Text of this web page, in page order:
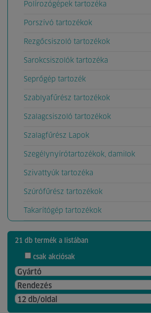
Polírozógépek tartozéka
Porszívó tartozékok
Rezgőcsiszoló tartozékok
Sarokcsiszolók tartozéka
Seprőgép tartozék
Szablyafűrész tartozékok
Szalagcsiszoló tartozékok
Szalagfűrész Lapok
Szegélynyírótartozékok, damilok
Szivattyúk tartozéka
Szúrófűrész tartozékok
Takarítógép tartozékok
21 db termék a listában
csak akciósak